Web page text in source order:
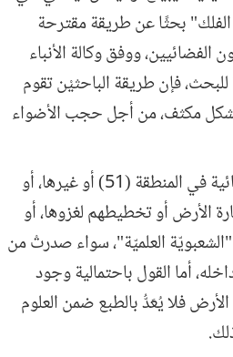
الفلك" بحثًا عن طريقة مقترحة
ووفق وكالة الأنباء
فإن طريقة الباحثيْن تقوم
مكثف، من أجل حجب الأضواء
إن القول بوجود كائنات فضائية في المنطقة (51) أو غيرها، أو
الأرض أو تخطيطهم لغزوها، أو
العلميّة"، سواء صدرتْ من
أما القول باحتمالية وجود
فلا يُعَدُّ بالطبع ضمن العلوم